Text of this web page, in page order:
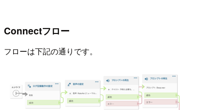
Connectフロー
フローは下記の通りです。